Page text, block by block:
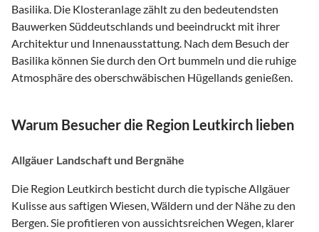
Basilika. Die Klosteranlage zählt zu den bedeutendsten
Bauwerken Süddeutschlands und beeindruckt mit ihrer
Architektur und Innenausstattung. Nach dem Besuch der
Basilika können Sie durch den Ort bummeln und die ruhige
Atmosphäre des oberschwäbischen Hügellands genießen.
Warum Besucher die Region Leutkirch lieben
Allgäuer Landschaft und Bergnähe
Die Region Leutkirch besticht durch die typische Allgäuer
Kulisse aus saftigen Wiesen, Wäldern und der Nähe zu den
Bergen. Sie profitieren von aussichtsreichen Wegen, klarer